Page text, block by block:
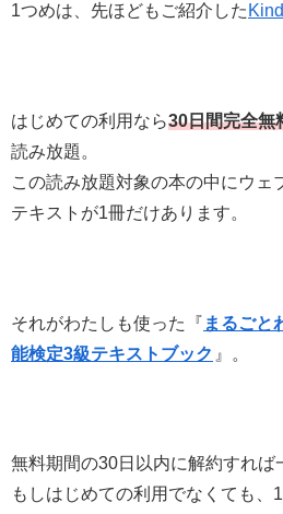
1つめは、先ほどもご紹介した
はじめての利用なら30日間完全無
読み放題。
この読み放題対象の本の中にウェ
テキストが1冊だけあります。
それがわたしも使った『 まるごと
能検定3級テキストブック 』。
無料期間の30日以内に解約すれば
もしはじめての利用でなくても、